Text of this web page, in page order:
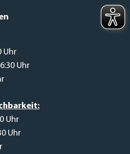
Uhr
Uhr
Uhr
Uhr